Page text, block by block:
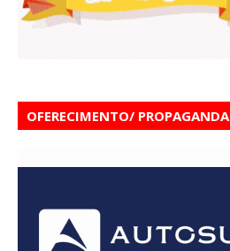
OFERECIMENTO/ PROPAGANDA